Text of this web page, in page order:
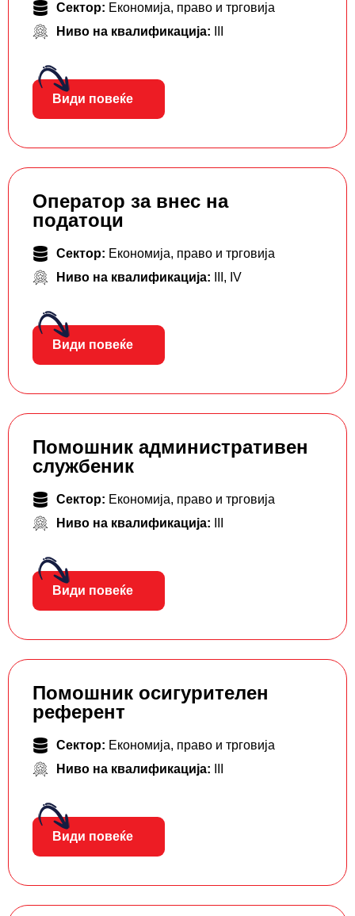
Сектор: Економија, право и трговија
Ниво на квалификација:
Види повеќе
Оператор за внес на
податоци
Сектор: Економија, право и трговија
Ниво на квалификација:
, IV
Види повеќе
Помошник административен
службеник
Сектор: Економија, право и трговија
Ниво на квалификација:
Види повеќе
Помошник осигурителен
референт
Сектор: Економија, право и трговија
Ниво на квалификација:
Види повеќе